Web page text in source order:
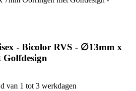
- Bicolor RVS - ∅13mm x
van 1 tot 3 werkdagen